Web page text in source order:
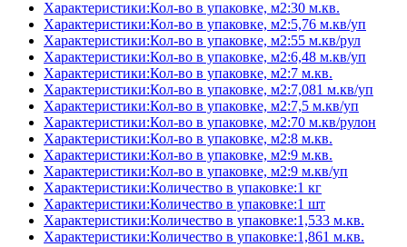
Характеристики:Кол-во в упаковке, м2:30 м.кв.
Характеристики:Кол-во в упаковке, м2:5,76 м.кв/уп
Характеристики:Кол-во в упаковке, м2:55 м.кв/рул
Характеристики:Кол-во в упаковке, м2:6,48 м.кв/уп
Характеристики:Кол-во в упаковке, м2:7 м.кв.
Характеристики:Кол-во в упаковке, м2:7,081 м.кв/уп
Характеристики:Кол-во в упаковке, м2:7,5 м.кв/уп
Характеристики:Кол-во в упаковке, м2:70 м.кв/рулон
Характеристики:Кол-во в упаковке, м2:8 м.кв.
Характеристики:Кол-во в упаковке, м2:9 м.кв.
Характеристики:Кол-во в упаковке, м2:9 м.кв/уп
Характеристики:Количество в упаковке:1 кг
Характеристики:Количество в упаковке:1 шт
Характеристики:Количество в упаковке:1,533 м.кв.
Характеристики:Количество в упаковке:1,861 м.кв.